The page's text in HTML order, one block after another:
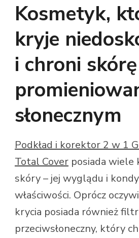
Kosmetyk,
kryje
i chroni
słonecznym
Podkład i korektor 2 w 1
Total Cover posiada wiele
skóry – jej wyglądu i
właściwości. Oprócz
krycia posiada również filtr
przeciwsłoneczny, który